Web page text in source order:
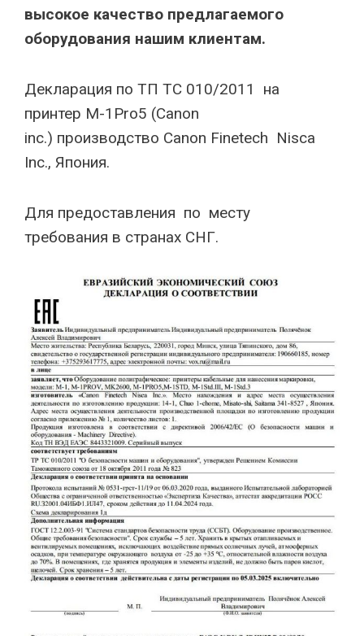
высокое качество предлагаемого
оборудования нашим клиентам.
Декларация по ТП ТС 010/2011 на
принтер M-1Pro5 (Canon
inc.) производство Canon Finetech Nisca
Inc., Япония.
Для предоставления по месту
требования в странах СНГ.